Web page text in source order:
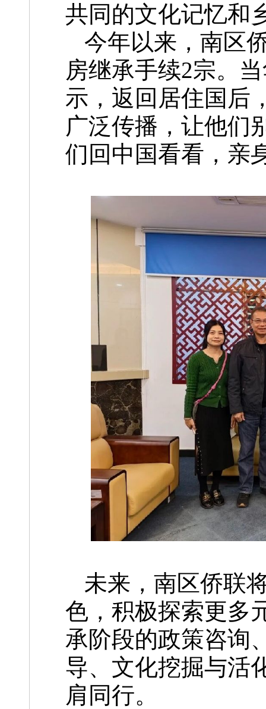
共同的文化记忆和
今年以来，南区
房继承手续2宗。
示，返回居住国后
广泛传播，让他们
们回中国看看，亲
未来，南区侨联
色，积极探索更多
承阶段的政策咨询
导、文化挖掘与活
肩同行。